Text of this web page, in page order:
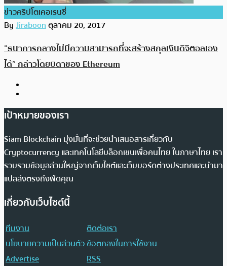
ข่าวคริปโตเคอเรนซี่
ByJiraboonตุลาคม 20, 2017
“ธนาคารกลางไม่มีความสามารถที่จะสร้างสกุลเงินดิจิตอลเอง
ได้” กล่าวโดยบิดาของ Ethereum
เป้าหมายของเรา
Siam Blockchain มุ่งมั่นที่จะช่วยนำเสนอสารเกี่ยวกับ
Cryptocurrency และเทคโนโลยีบล็อกเชนเพื่อคนไทย ในภาษาไทย เรา
รวบรวมข้อมูลส่วนใหญ่จากเว็บไซต์และเว็บบอร์ดต่างประเทศและนำมา
แปลส่งตรงถึงฟีดคุณ
เกี่ยวกับเว็บไซต์นี้
ทีมงาน
ติดต่อเรา
นโยบายความเป็นส่วนตัวข้อตกลงในการใช้งาน
Advertise
RSS